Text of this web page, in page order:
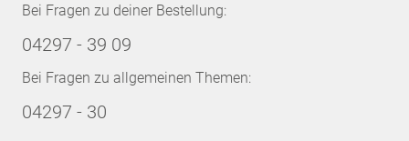
Bei Fragen zu deiner Bestellung:
04297 - 39 09
Bei Fragen zu allgemeinen Themen:
04297 - 30